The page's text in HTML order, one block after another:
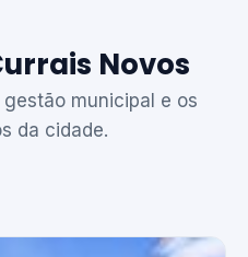
Novos
municipal e os
da cidade.